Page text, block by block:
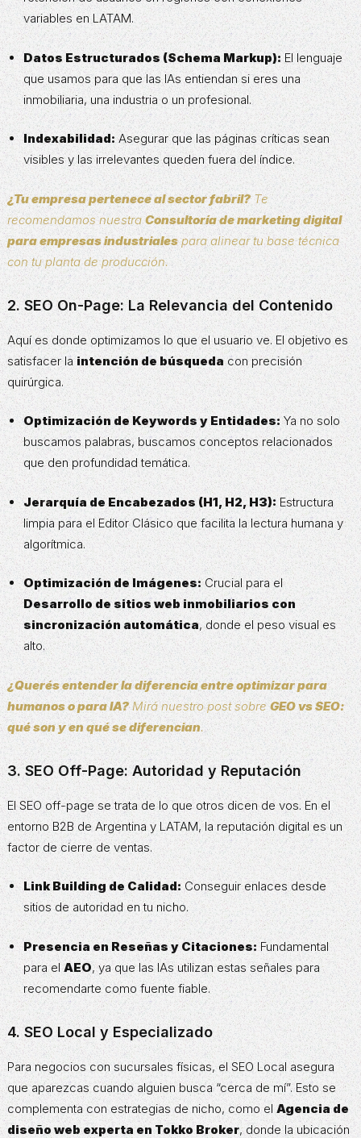
variables en LATAM.
Datos Estructurados (Schema Markup): El lenguaje
que usamos para que las IAs entiendan si eres una
inmobiliaria, una industria o un profesional.
Indexabilidad:Asegurar que las páginas críticas sean
visibles y las irrelevantes queden fuera del índice.
¿Tu empresa pertenece al sector fabril?Te
recomendamos nuestraConsultoría de marketing digital
para empresas industrialespara alinear tu base técnica
con tu planta de producción.
2. SEO On-Page: La Relevancia del Contenido
Aquí es donde optimizamos lo que el usuario ve. El objetivo es
satisfacer laintención de búsqueda con precisión
quirúrgica.
Optimización de Keywords y Entidades:Ya no solo
buscamos palabras, buscamos conceptos relacionados
que den profundidad temática.
Jerarquía de Encabezados (H1, H2, H3): Estructura
limpia para el Editor Clásico que facilita la lectura humana y
algorítmica.
Optimización de Imágenes:Crucial para el
Desarrollo de sitios web inmobiliarios con
sincronización automática, donde el peso visual es
alto.
¿Querés entender la diferencia entre optimizar para
humanos o para IA?Mirá nuestro post sobreGEO vs SEO:
qué son y en qué se diferencian.
3. SEO Off-Page: Autoridad y Reputación
El SEO off-page se trata de lo que otros dicen de vos. En el
entorno B2B de Argentina y LATAM, la reputación digital es un
factor de cierre de ventas.
Link Building de Calidad:Conseguir enlaces desde
sitios de autoridad en tu nicho.
Presencia en Reseñas y Citaciones:Fundamental
para elAEO, ya que las IAs utilizan estas señales para
recomendarte como fuente fiable.
4. SEO Local y Especializado
Para negocios con sucursales físicas, el SEO Local asegura
que aparezcas cuando alguien busca “cerca de mí”. Esto se
complementa con estrategias de nicho, como el Agencia de
diseño web experta en Tokko Broker, donde la ubicación